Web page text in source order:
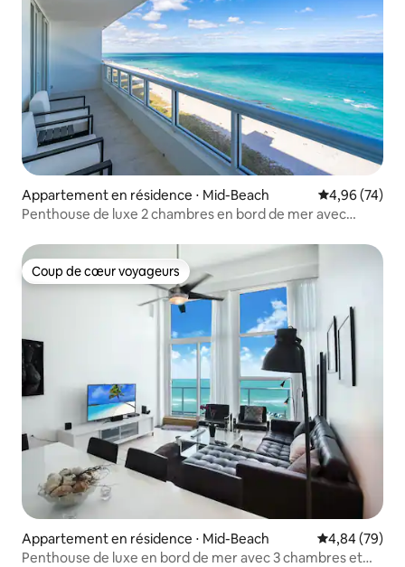
Appartement en résidence ⋅ Mid-Beach Évaluation
4,96 (74)
Penthouse de luxe 2 chambres en bord de mer avec
Coup de cœur voyageurs
Coup de cœur voyageurs
Appartement en résidence ⋅ Mid-Beach Évaluation
4,84 (79)
Penthouse de luxe en bord de mer avec 3 chambres et